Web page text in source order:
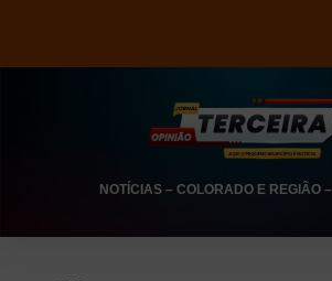
NOTÍCIAS– COLORADO E REGIÃO–